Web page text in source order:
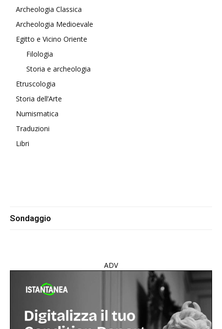
Archeologia Classica
Archeologia Medioevale
Egitto e Vicino Oriente
Filologia
Storia e archeologia
Etruscologia
Storia dell’Arte
Numismatica
Traduzioni
Libri
Sondaggio
ADV